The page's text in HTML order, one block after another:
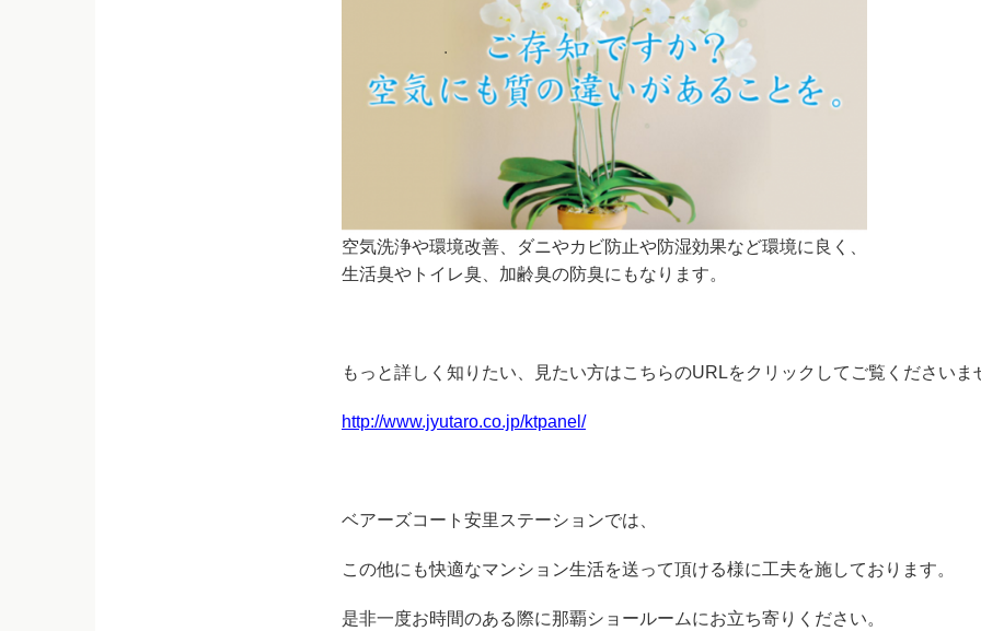
空気洗浄や環境改善、ダニやカビ防止や防湿効果など環境に良く、
生活臭やトイレ臭、加齢臭の防臭にもなります。
もっと詳しく知りたい、見たい方はこちらのURLをクリックしてご覧くださいま
http://www.jyutaro.co.jp/ktpanel/
ベアーズコート安里ステーションでは、
この他にも快適なマンション生活を送って頂ける様に工夫を施しております。
是非一度お時間のある際に那覇ショールームにお立ち寄りください。